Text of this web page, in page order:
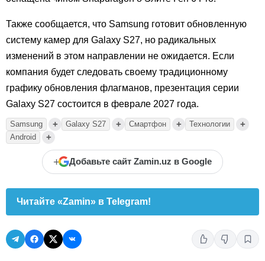
Также сообщается, что Samsung готовит обновленную
систему камер для Galaxy S27, но радикальных
изменений в этом направлении не ожидается. Если
компания будет следовать своему традиционному
графику обновления флагманов, презентация серии
Galaxy S27 состоится в феврале 2027 года.
Samsung + Galaxy S27 + Смартфон + Технологии +
Android +
+ Добавьте сайт Zamin.uz в Google
Читайте «Zamin» в Telegram!